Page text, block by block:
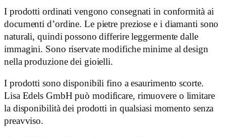
I prodotti ordinati vengono consegnati in conformità ai
documenti d’ordine. Le pietre preziose e i diamanti sono
naturali, quindi possono differire leggermente dalle
immagini. Sono riservate modifiche minime al design
nella produzione dei gioielli.
I prodotti sono disponibili fino a esaurimento scorte.
Lisa Edels GmbH può modificare, rimuovere o limitare
la disponibilità dei prodotti in qualsiasi momento senza
preavviso.